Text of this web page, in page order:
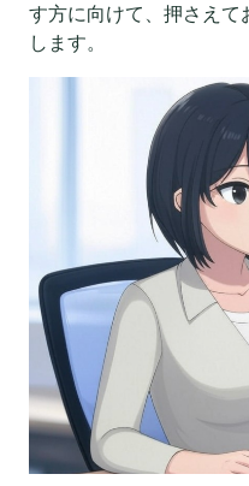
す方に向けて、押さえて
します。